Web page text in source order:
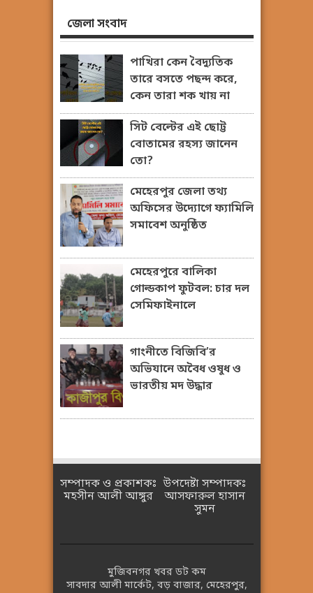
জেলা সংবাদ
পাখিরা কেন বৈদ্যুতিক
তারে বসতে পছন্দ করে,
কেন তারা শক খায় না
সিট বেল্টের এই ছোট্ট
বোতামের রহস্য জানেন
তো?
মেহেরপুর জেলা তথ্য
অফিসের উদ্যোগে ফ্যামিলি
সমাবেশ অনুষ্ঠিত
মেহেরপুরে বালিকা
গোল্ডকাপ ফুটবল: চার দল
সেমিফাইনালে
গাংনীতে বিজিবি’র
অভিযানে অবৈধ ওষুধ ও
ভারতীয় মদ উদ্ধার
সম্পাদক ও প্রকাশকঃ
মহসীন আলী আঙ্গুর
উপদেষ্টা সম্পাদকঃ
আসফারুল হাসান
সুমন
মুজিবনগর খবর ডট কম
সাবদার আলী মার্কেট, বড় বাজার, মেহেরপুর,